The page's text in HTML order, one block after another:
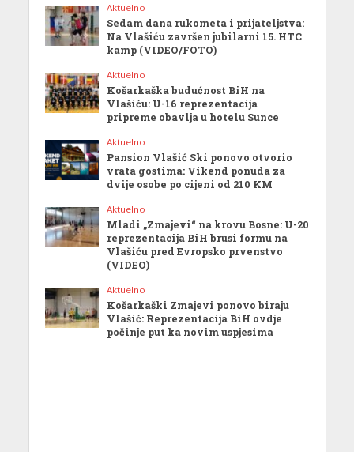
Aktuelno
Sedam dana rukometa i prijateljstva:
Na Vlašiću završen jubilarni 15. HTC
kamp (VIDEO/FOTO)
Aktuelno
Košarkaška budućnost BiH na
Vlašiću: U-16 reprezentacija
pripreme obavlja u hotelu Sunce
Aktuelno
Pansion Vlašić Ski ponovo otvorio
vrata gostima: Vikend ponuda za
dvije osobe po cijeni od 210 KM
Aktuelno
Mladi „Zmajevi“ na krovu Bosne: U-20
reprezentacija BiH brusi formu na
Vlašiću pred Evropsko prvenstvo
(VIDEO)
Aktuelno
Košarkaški Zmajevi ponovo biraju
Vlašić: Reprezentacija BiH ovdje
počinje put ka novim uspjesima